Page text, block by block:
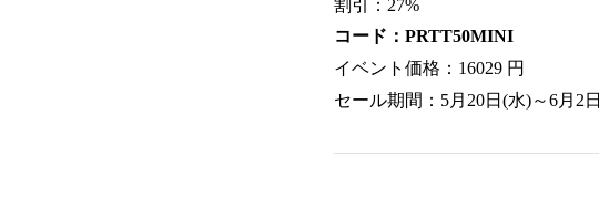
割引：27%
コード：PRTT50MINI
イベント価格：16029 円
セール期間：5月20日(水)～6月2